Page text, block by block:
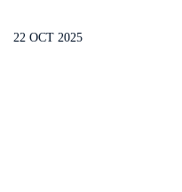
22 OCT 2025